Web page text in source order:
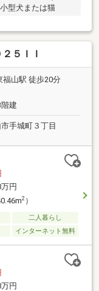
型犬または猫
５ＩＩ
福山駅 徒歩20分
建
手城町３丁目
円
2）
二人暮らし
インターネット無料
円